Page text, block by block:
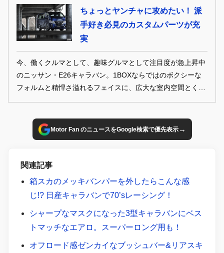
ちょっとヤンチャに攻めたい！ 派
手好き必見のカスタムパーツが充
実
今、働くクルマとして、趣味グルマとして注目度が急上昇中
のニッサン・E26キャラバン。1BOXならではのボクシーな
フォルムと精悍さ溢れるフェイスに、広大な室内空間とくれ
ラバンカスタムの数々をお届け！
Motor Fan のニュースをGoogle検索で優先表示→
関連記事
箱スカのメッキバンパーを外したらこんな感
じ!? 日産キャラバンで70’sレーシング！
シャープなマスクになった3型キャラバンにベス
トマッチなエアロ。スーパーロング用も！
オフロード感ゼンカイなブッシュバー&リアスキ